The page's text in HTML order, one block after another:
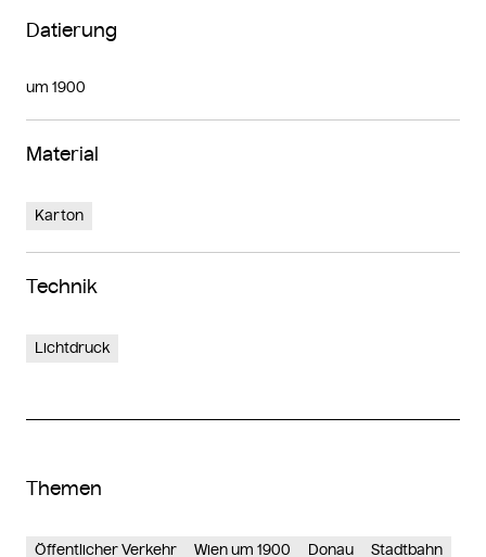
Datierung
um 1900
Material
Karton
Technik
Lichtdruck
Themen
Öffentlicher Verkehr Wien um 1900 Donau Stadtbahn